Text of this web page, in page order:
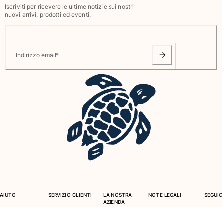
Iscriviti per ricevere le ultime notizie sui nostri
nuovi arrivi, prodotti ed eventi.
Indirizzo email*
AIUTO SERVIZIO CLIENTI
LA NOSTRA
AZIENDA
NOTE LEGALI